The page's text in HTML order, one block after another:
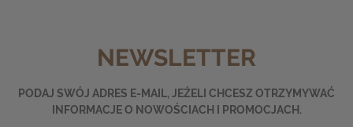
NEWSLETTER
PODAJ SWÓJ ADRES E-MAIL, JEŻELI CHCESZ OTRZYMYWAĆ
INFORMACJE O NOWOŚCIACH I PROMOCJACH.